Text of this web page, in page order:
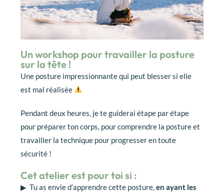
Un workshop pour travailler la posture
sur la tête !
Une posture impressionnante qui peut blesser si elle
est mal réalisée
Pendant deux heures, je te guiderai étape par étape
pour préparer ton corps, pour comprendre la posture et
travailler la technique pour progresser en toute
sécurité !
Cet atelier est pour toi si :
▶︎ Tu as envie d’apprendre cette posture,en ayant les